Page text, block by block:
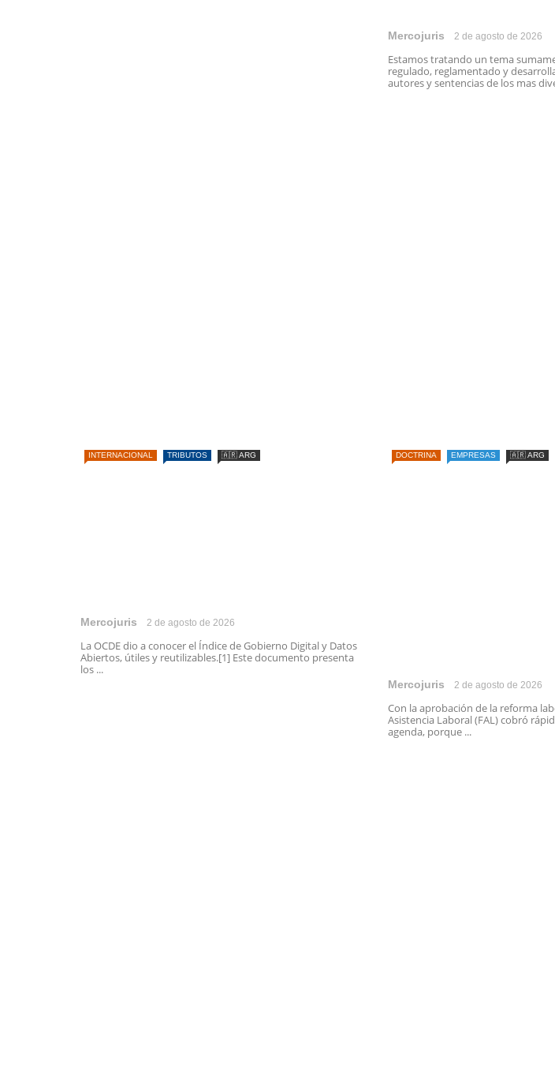
Mercojuris 2 de agosto de 2026
Estamos tratando un tema
regulado, reglamentado y
autores y sentencias de los mas
INTERNACIONAL TRIBUTOS 🇦🇷 ARG
Mercojuris 2 de agosto de 2026
La OCDE dio a conocer el Índice de Gobierno Digital y Datos
Abiertos, útiles y reutilizables.[1] Este documento presenta
los ...
DOCTRINA EMPRESAS 🇦🇷 ARG
Mercojuris 2 de agosto de 2026
Con la aprobación de la reforma
Asistencia Laboral (FAL) cobró
agenda, porque ...